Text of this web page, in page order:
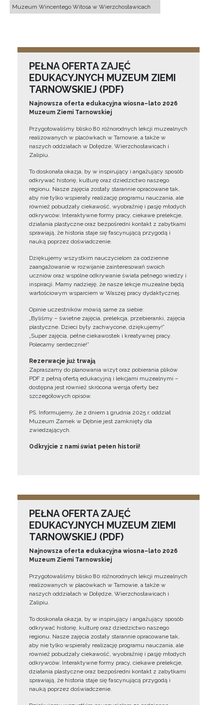
Muzeum Wincentego Witosa w Wierzchosławicach
PEŁNA OFERTA ZAJĘĆ
EDUKACYJNYCH MUZEUM ZIEMI
TARNOWSKIEJ (PDF)
Najnowsza oferta edukacyjna wiosna–lato 2026
Muzeum Ziemi Tarnowskiej
Przygotowaliśmy blisko 80 różnorodnych lekcji muzealnych
realizowanych w placówkach w Tarnowie, a także w
naszych oddziałach w Dołędze, Wierzchosławicach i
Zalipiu.
To doskonała okazja, by w inspirujący i angażujący sposób
odkrywać historię, kulturę oraz dziedzictwo naszego
regionu. Nasze zajęcia zostały starannie opracowane tak,
aby nie tylko wspierały realizację programu nauczania, ale
również pobudzały ciekawość, wyobraźnię i pasję młodych
odkrywców. Interaktywne formy pracy, ciekawe prelekcje,
działania plastyczne oraz bezpośredni kontakt z zabytkami
sprawiają, że historia staje się fascynującą przygodą i
nauką poprzez doświadczenie.
Dziękujemy wszystkim nauczycielom za codzienne
zaangażowanie w rozwijanie zainteresowań swoich
uczniów oraz wspólne odkrywanie świata pełnego wiedzy i
inspiracji. Mamy nadzieję, że nasze lekcje muzealne będą
wartościowym wsparciem w Waszej pracy dydaktycznej.
Opinie uczestników mówią same za siebie:
„Byliśmy – świetne zajęcia, prelekcja, przebieranki, zajęcia
plastyczne. Dzieci były zachwycone, dziękujemy!”
„Super zajęcia, pełne ciekawostek i kreatywnej pracy.
Polecamy serdecznie!”
Rezerwacje już trwają
Zapraszamy do planowania wizyt oraz pobierania plików
PDF z pełną ofertą edukacyjną i lekcjami muzealnymi –
dostępna jest również skrócona wersja oferty bez
szczegółowych opisów.
PS. Informujemy, że z dniem 1 grudnia 2025 r. oddział
Muzeum Zamek w Dębnie jest zamknięty dla
zwiedzających.
Odkryjcie z nami świat pełen historii!
PEŁNA OFERTA ZAJĘĆ
EDUKACYJNYCH MUZEUM ZIEMI
TARNOWSKIEJ (PDF)
Najnowsza oferta edukacyjna wiosna–lato 2026
Muzeum Ziemi Tarnowskiej
Przygotowaliśmy blisko 80 różnorodnych lekcji muzealnych
realizowanych w placówkach w Tarnowie, a także w
naszych oddziałach w Dołędze, Wierzchosławicach i
Zalipiu.
To doskonała okazja, by w inspirujący i angażujący sposób
odkrywać historię, kulturę oraz dziedzictwo naszego
regionu. Nasze zajęcia zostały starannie opracowane tak,
aby nie tylko wspierały realizację programu nauczania, ale
również pobudzały ciekawość, wyobraźnię i pasję młodych
odkrywców. Interaktywne formy pracy, ciekawe prelekcje,
działania plastyczne oraz bezpośredni kontakt z zabytkami
sprawiają, że historia staje się fascynującą przygodą i
nauką poprzez doświadczenie.